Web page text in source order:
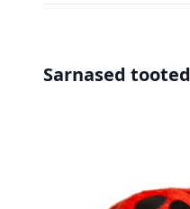
Sarnased tooted